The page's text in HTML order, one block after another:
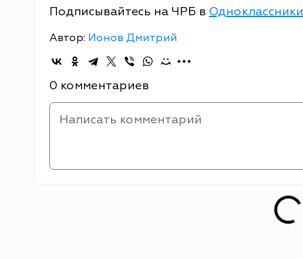
Подписывайтесь на ЧРБ в Одноклассники
Автор: Ионов Дмитрий
0 комментариев